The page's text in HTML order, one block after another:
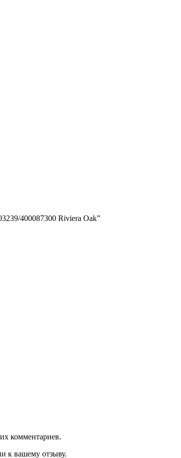
400087300 Riviera Оаk”
комментариев.
к вашему отзыву.